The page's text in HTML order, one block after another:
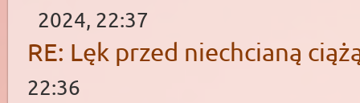
2024, 22:37
RE: Lęk przed niechcianą
22:36